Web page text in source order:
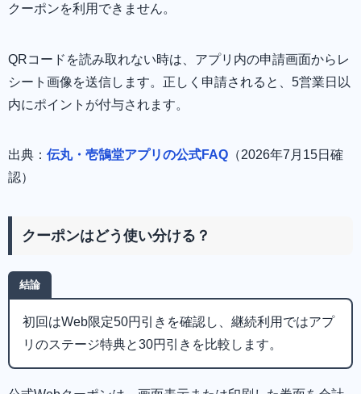
クーポンを利用できません。
QRコードを読み取れない時は、アプリ内の申請画面からレ
シート画像を送信します。正しく申請されると、5営業日以
内にポイントが付与されます。
出典： 伝丸・壱鵠堂アプリの公式FAQ （2026年7月15日確
認）
クーポンはどう使い分ける？
結論
初回はWeb限定50円引きを確認し、継続利用ではアプ
リのステージ特典と30円引きを比較します。